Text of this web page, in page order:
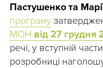
Пастушенко та
програму
МОН від 27
речі, у вступній
розробниці